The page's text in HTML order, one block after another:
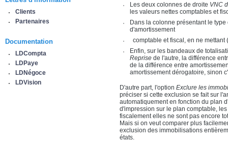
Clients
Partenaires
Documentation
LDCompta
LDPaye
LDNégoce
LDVision
Les deux colonnes de droite VNC
les valeurs nettes comptables et
Dans la colonne présentant le
d'amortissement
comptable et fiscal, en ne
Enfin, sur les bandeaux de
Reprise de l'autre, la différence
de la différence entre
amortissement dérogatoire, sinon
D'autre part, l'option Exclure les
préciser si cette exclusion se fait sur
automatiquement en fonction du plan
d'impression sur le plan comptable,
fiscalement elles ne sont pas encore
Mais si on veut comparer plus
exclusion des immobilisations
états.